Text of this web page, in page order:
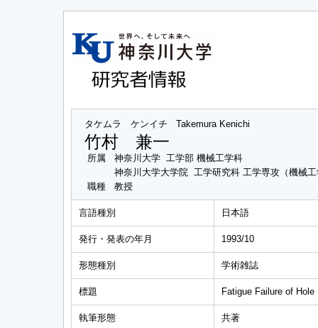
タケムラ ケンイチ Takemura Kenichi
竹村 兼一
所属
神奈川大学 工学部 機械工学科
神奈川大学大学院 工学研究科 工学専攻（機械
職種
教授
言語種別 日本語
発行・発表の年月 1993/10
形態種別 学術雑誌
標題 Fatigue Failure of
執筆形態 共著